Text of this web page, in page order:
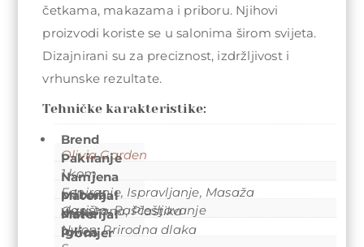
četkama, makazama i priboru. Njihovi
proizvodi koriste se u salonima širom svijeta.
Dizajnirani su za preciznost, izdržljivost i
vrhunske rezultate.
Tehničke karakteristike:
Brend
Olivia Garden
Pakiranje
1 kom
Namjena
pribora
Feniranje, Ispravljanje, Masaža
vlasišta,Raščešljavanje
Materijal
drške
Gumirana,Plastika
Materijal
iglica
Nylon,Prirodna dlaka
Promjer